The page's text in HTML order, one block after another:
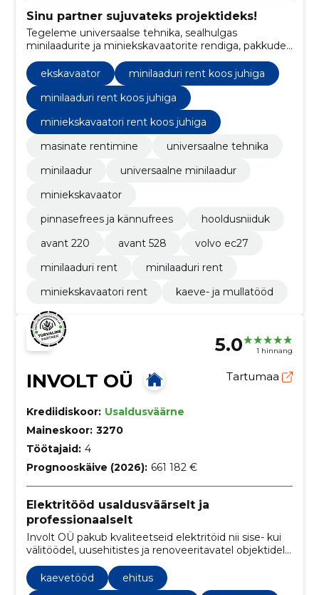
Sinu partner sujuvateks projektideks!
Tegeleme universaalse tehnika, sealhulgas
minilaadurite ja miniekskavaatorite rendiga, pakkudes
mitmekülgseid lahendusi erinevate tööde
teostamiseks.
ekskavaator
minilaaduri rent koos juhiga
minilaaduri rent koos juhiga
miniekskavaatori rent koos juhiga
masinate rentimine
universaalne tehnika
minilaadur
universaalne minilaadur
miniekskavaator
pinnasefrees ja kännufrees
hooldusniiduk
avant 220
avant 528
volvo ec27
minilaaduri rent
minilaaduri rent
miniekskavaatori rent
kaeve- ja mullatööd
5.0 1 hinnang
INVOLT OÜ Tartumaa
Krediidiskoor: Usaldusväärne
Maineskoor: 3270
Töötajaid: 4
Prognooskäive (2026): 661 182 €
Elektritööd usaldusväärselt ja
professionaalselt
Involt OÜ pakub kvaliteetseid elektritöid nii sise- kui
välitöödel, uusehitistes ja renoveeritavatel objektidel.
Meie missioon on tagada klientidele terviklik ja
usaldusväärne teenus alates projektist kuni
lõpphäälestuseni
kaevetööd
ehitus